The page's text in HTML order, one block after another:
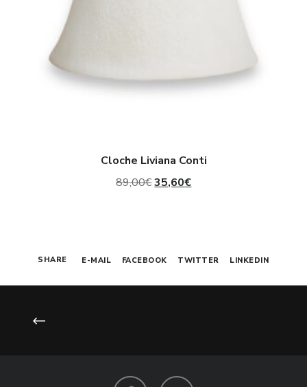
Cloche Liviana Conti
89,00€Il
89,00€.
35,60€Il
35,60€.
SHARE E-MAIL FACEBOOK TWITTER LINKEDIN